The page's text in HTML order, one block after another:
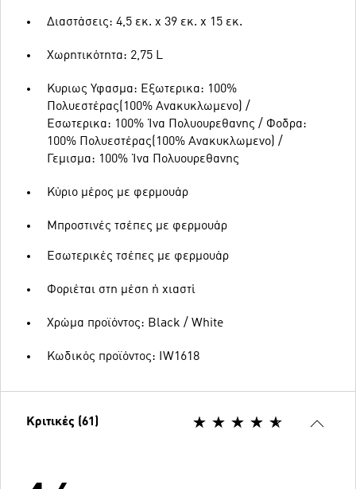
Διαστάσεις: 4,5 εκ. x 39 εκ. x 15 εκ.
Χωρητικότητα: 2,75 L
Κυριως Υφασμα: Εξωτερικα: 100%
Πολυεστέρας(100% Ανακυκλωμενο) /
Εσωτερικα: 100% Ίνα Πολυουρεθανης / Φοδρα:
100% Πολυεστέρας(100% Ανακυκλωμενο) /
Γεμισμα: 100% Ίνα Πολυουρεθανης
Κύριο μέρος με φερμουάρ
Μπροστινές τσέπες με φερμουάρ
Εσωτερικές τσέπες με φερμουάρ
Φοριέται στη μέση ή χιαστί
Χρώμα προϊόντος: Black / White
Κωδικός προϊόντος: IW1618
Κριτικές (61)